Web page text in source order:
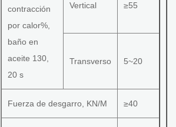
contracción
por calor%,
baño en
aceite 130,
20 s
Vertical ≥55
Transverso 5~20
Fuerza de desgarro, KN/M ≥40